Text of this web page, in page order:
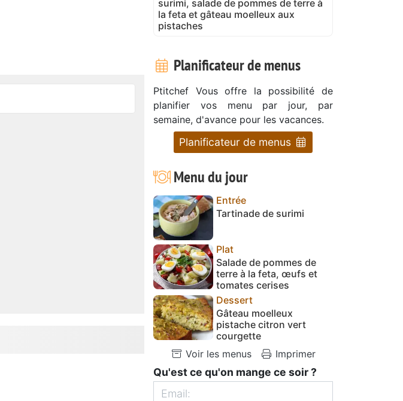
surimi, salade de pommes de terre à
la feta et gâteau moelleux aux
pistaches
Planificateur de menus
Ptitchef Vous offre la possibilité de
planifier vos menu par jour, par
semaine, d'avance pour les vacances.
Planificateur de menus
Menu du jour
Entrée
Tartinade de surimi
Plat
Salade de pommes de
terre à la feta, œufs et
tomates cerises
Dessert
Gâteau moelleux
pistache citron vert
courgette
Voir les menus
Imprimer
Qu'est ce qu'on mange ce soir ?